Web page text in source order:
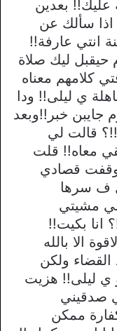
عليك!! بعدين
سألك عن
انتي عارفة!!
حيقبل ليك صلاة
كلامهم معناه
ي ليلى!! ودا
جايبن خبر!!وبعد
قالت لي
معاه!! قلت
وقفت قصادي
ف سرها
مشيتي
انا بكيت!!
الا بالله
القضاء ولكن
ي ليلى!! هزيت
صدقيني
ممكن